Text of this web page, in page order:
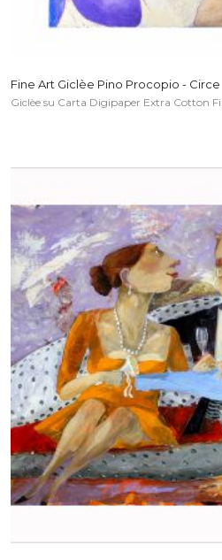
Fine Art Giclèe Pino Procopio - Circe
Giclèe su Carta Digipaper Extra Cotton